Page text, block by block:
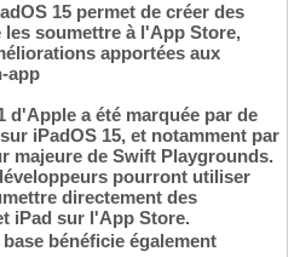
15 permet de créer des
soumettre à l'App Store,
apportées aux
app
d'Apple a été marquée par de
iPadOS 15, et notamment par
majeure de Swift Playgrounds.
pourront utiliser
directement des
iPad sur l'App Store.
bénéficie également